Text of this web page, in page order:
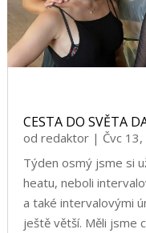
CESTA DO SVĚTA
od redaktor| Čvc 13,
Týden osmý jsme si
heatu, neboli
a také intervalovými
ještě větší. Měli jsme